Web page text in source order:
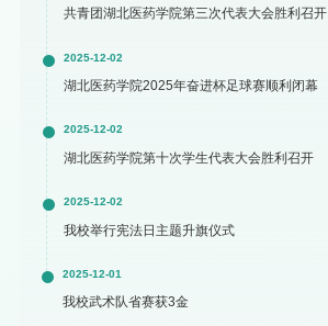
共青团湖北医药学院第三次代表大会胜利召开
2025-12-02
湖北医药学院2025年奋进杯足球赛顺利闭幕
2025-12-02
湖北医药学院第十次学生代表大会胜利召开
2025-12-02
我校举行宪法日主题升旗仪式
2025-12-01
我校武术队省赛获3金